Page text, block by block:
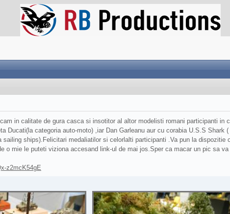
in calitate de gura casca si insotitor al altor modelisti romani participanti
Ducati(la categoria auto-moto) ,iar Dan Garleanu aur cu corabia U.S.S
sailing ships).Felicitari medaliatilor si celorlalti participanti .Va pun la
o mie le puteti viziona accesand link-ul de mai jos.Sper ca macar un pic sa
z2mcK54gE